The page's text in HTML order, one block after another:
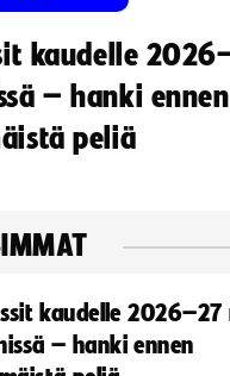
kaudelle
– hanki ennen
peliä
kaudelle
– hanki ennen